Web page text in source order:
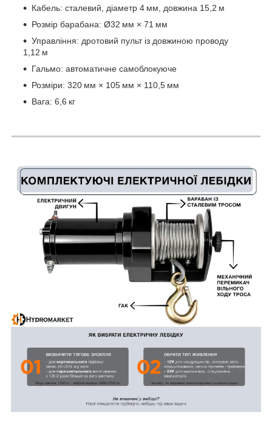
Кабель: сталевий, діаметр 4 мм, довжина 15,2 м
Розмір барабана: Ø32 мм × 71 мм
Управління: дротовий пульт із довжиною проводу
1,12 м
Гальмо: автоматичне самоблокуюче
Розміри: 320 мм × 105 мм × 110,5 мм
Вага: 6,6 кг